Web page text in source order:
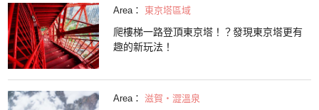
Area： 東京塔區域
爬樓梯一路登頂東京塔！？發現東京塔更有
趣的新玩法！
Area： 滋賀・澀溫泉